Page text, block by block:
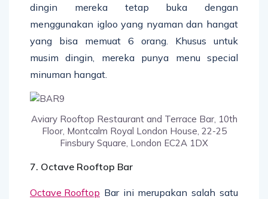
dingin mereka tetap buka dengan
menggunakan igloo yang nyaman dan hangat
yang bisa memuat 6 orang. Khusus untuk
musim dingin, mereka punya menu special
minuman hangat.
Aviary Rooftop Restaurant and Terrace Bar, 10th
Floor, Montcalm Royal London House, 22-25
Finsbury Square, London EC2A 1DX
7. Octave Rooftop Bar
Octave Rooftop Bar ini merupakan salah satu